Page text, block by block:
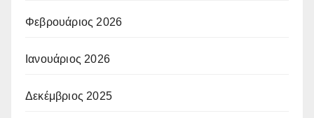
Φεβρουάριος 2026
Ιανουάριος 2026
Δεκέμβριος 2025